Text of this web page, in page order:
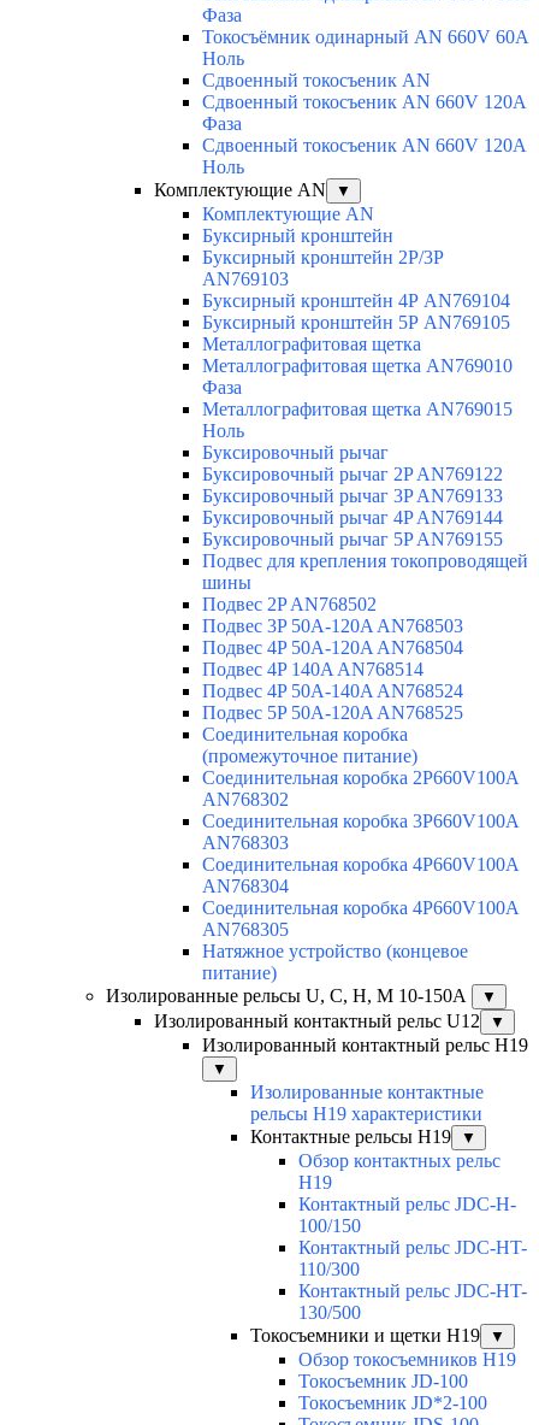
Фаза
Токосъёмник одинарный AN 660V 60A
Ноль
Сдвоенный токосъеник AN
Сдвоенный токосъеник AN 660V 120A
Фаза
Сдвоенный токосъеник AN 660V 120A
Ноль
Комплектующие AN
▼
Комплектующие AN
Буксирный кронштейн
Буксирный кронштейн 2Р/3Р
AN769103
Буксирный кронштейн 4Р AN769104
Буксирный кронштейн 5Р AN769105
Металлографитовая щетка
Металлографитовая щетка AN769010
Фаза
Металлографитовая щетка AN769015
Ноль
Буксировочный рычаг
Буксировочный рычаг 2P AN769122
Буксировочный рычаг 3P AN769133
Буксировочный рычаг 4P AN769144
Буксировочный рычаг 5P AN769155
Подвес для крепления токопроводящей
шины
Подвес 2P AN768502
Подвес 3P 50A-120A AN768503
Подвес 4P 50A-120A AN768504
Подвес 4P 140A AN768514
Подвес 4P 50A-140A AN768524
Подвес 5P 50A-120A AN768525
Соединительная коробка
(промежуточное питание)
Соединительная коробка 2P660V100A
AN768302
Соединительная коробка 3P660V100A
AN768303
Соединительная коробка 4P660V100A
AN768304
Соединительная коробка 4P660V100A
AN768305
Натяжное устройство (концевое
питание)
Изолированные рельсы U, C, H, M 10-150А
▼
Изолированный контактный рельс U12 ▼
Изолированный контактный рельс Н19
▼
Изолированные контактные
рельсы Н19 характеристики
Контактные рельсы H19
▼
Обзор контактных рельс
H19
Контактный рельс JDC-H-
100/150
Контактный рельс JDC-HT-
110/300
Контактный рельс JDC-HT-
130/500
Токосъемники и щетки H19
▼
Обзор токосъемников H19
Токосъемник JD-100
Токосъемник JD*2-100